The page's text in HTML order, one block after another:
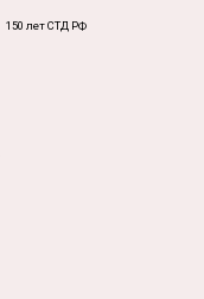
150 лет СТД РФ